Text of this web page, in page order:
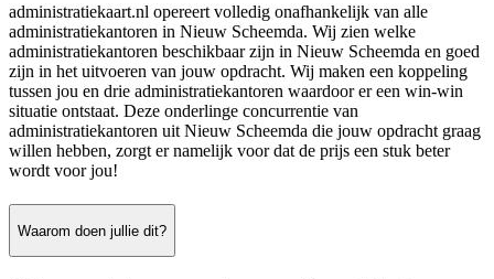
administratiekaart.nl opereert volledig onafhankelijk van alle
administratiekantoren in Nieuw Scheemda. Wij zien welke
administratiekantoren beschikbaar zijn in Nieuw Scheemda en goed
zijn in het uitvoeren van jouw opdracht. Wij maken een koppeling
tussen jou en drie administratiekantoren waardoor er een win-win
situatie ontstaat. Deze onderlinge concurrentie van
administratiekantoren uit Nieuw Scheemda die jouw opdracht graag
willen hebben, zorgt er namelijk voor dat de prijs een stuk beter
wordt voor jou!
Waarom doen jullie dit?